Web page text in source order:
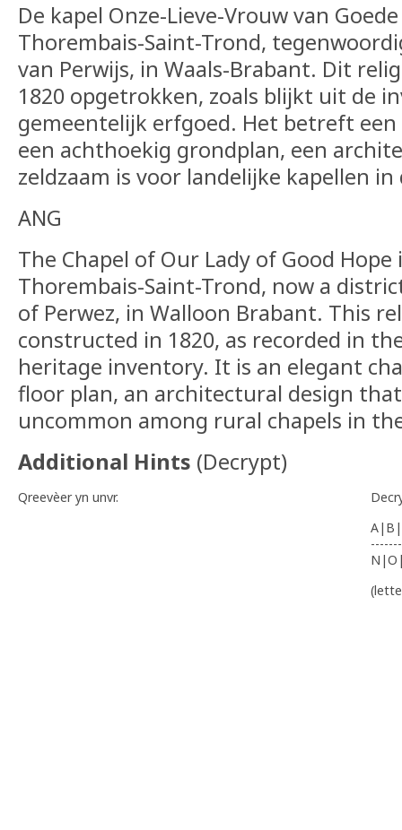
De kapel Onze-Lieve-Vrouw van
Thorembais-Saint-Trond,
van Perwijs, in Waals-Brabant. Dit
1820 opgetrokken, zoals blijkt uit de
gemeentelijk erfgoed. Het betreft
een achthoekig grondplan, een
zeldzaam is voor landelijke kapellen in
ANG
The Chapel of Our Lady of Good Hope
Thorembais-Saint-Trond, now a
of Perwez, in Walloon Brabant. This
constructed in 1820, as recorded in
heritage inventory. It is an elegant
floor plan, an architectural design
uncommon among rural chapels in
Additional Hints (Decrypt)
Qreevèer yn unvr.